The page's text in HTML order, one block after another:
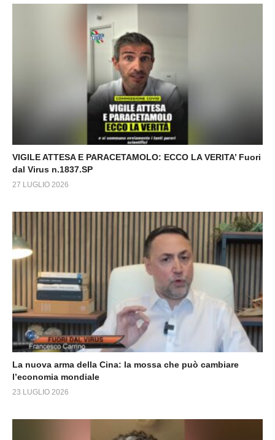
VIGILE ATTESA E PARACETAMOLO: ECCO LA VERITA’ Fuori
dal Virus n.1837.SP
27 LUGLIO 2026
La nuova arma della Cina: la mossa che può cambiare
l’economia mondiale
23 LUGLIO 2026